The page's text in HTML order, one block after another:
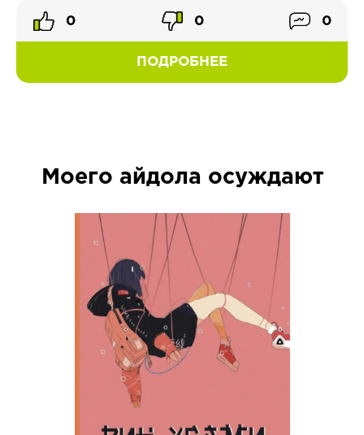
ПОДРОБНЕЕ
0 0 0
Моего айдола осуждают